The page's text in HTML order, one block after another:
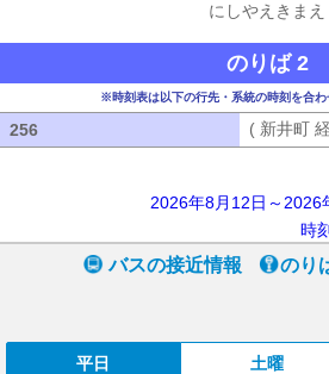
にしやえきまえ
のりば 2
※時刻表は以下の行先・系統の時刻を合
256 ( 新井町
2026年8月12日～2026
時
バスの接近情報 のり
平日 土曜